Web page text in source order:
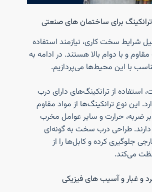
برای ساختمان های صنعتی
شرایط سخت کاری، نیازمند استفاده
و با دوام بالا هستند. در ادامه به
با این محیط‌ها می‌پردازیم.
استفاده از ترانکینگ‌های دارای درب
این نوع ترانکینگ‌ها از مواد مقاوم
ضربه، حرارت و سایر عوامل مخرب
طراحی درب سخت به گونه‌ای
جلوگیری کرده و کابل‌ها را از
می‌کند.
و غبار و آسیب های فیزیکی